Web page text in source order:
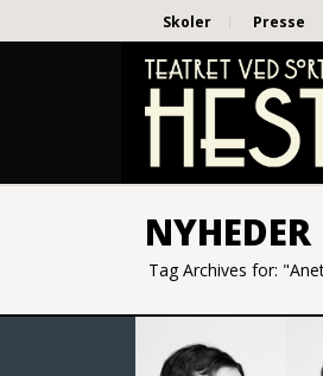
Skoler Presse
NYHEDER
Tag Archives for: